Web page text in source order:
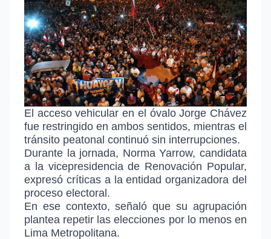
El acceso vehicular en el óvalo Jorge Chávez
fue restringido en ambos sentidos, mientras el
tránsito peatonal continuó sin interrupciones.
Durante la jornada, Norma Yarrow, candidata
a la vicepresidencia de Renovación Popular,
expresó críticas a la entidad organizadora del
proceso electoral.
En ese contexto, señaló que su agrupación
plantea repetir las elecciones por lo menos en
Lima Metropolitana.